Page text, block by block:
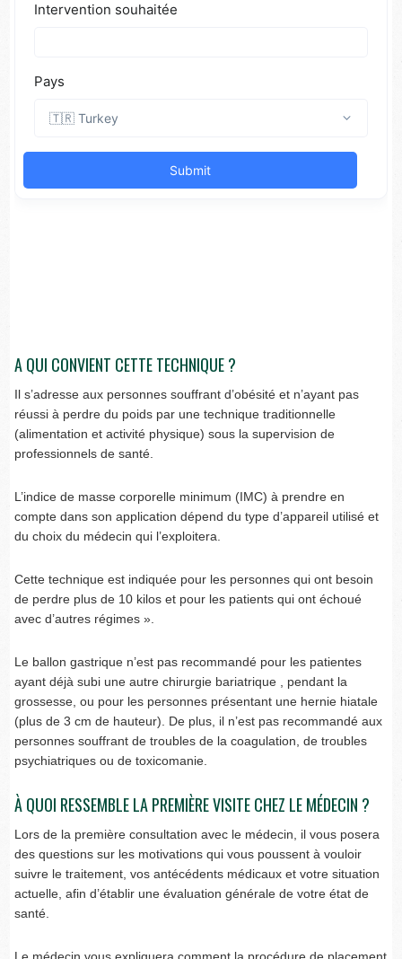
A QUI CONVIENT CETTE TECHNIQUE ?
Il s’adresse aux personnes souffrant d’obésité et n’ayant pas
réussi à perdre du poids par une technique traditionnelle
(alimentation et activité physique) sous la supervision de
professionnels de santé.
L’indice de masse corporelle minimum (IMC) à prendre en
compte dans son application dépend du type d’appareil utilisé et
du choix du médecin qui l’exploitera.
Cette technique est indiquée pour les personnes qui ont besoin
de perdre plus de 10 kilos et pour les patients qui ont échoué
avec d’autres régimes ».
Le ballon gastrique n’est pas recommandé pour les patientes
ayant déjà subi une autre chirurgie bariatrique , pendant la
grossesse, ou pour les personnes présentant une hernie hiatale
(plus de 3 cm de hauteur). De plus, il n’est pas recommandé aux
personnes souffrant de troubles de la coagulation, de troubles
psychiatriques ou de toxicomanie.
À QUOI RESSEMBLE LA PREMIÈRE VISITE CHEZ LE MÉDECIN ?
Lors de la première consultation avec le médecin, il vous posera
des questions sur les motivations qui vous poussent à vouloir
suivre le traitement, vos antécédents médicaux et votre situation
actuelle, afin d’établir une évaluation générale de votre état de
santé.
Le médecin vous expliquera comment la procédure de placement